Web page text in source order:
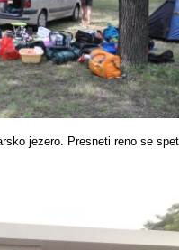
jezero. Presneti reno se spet